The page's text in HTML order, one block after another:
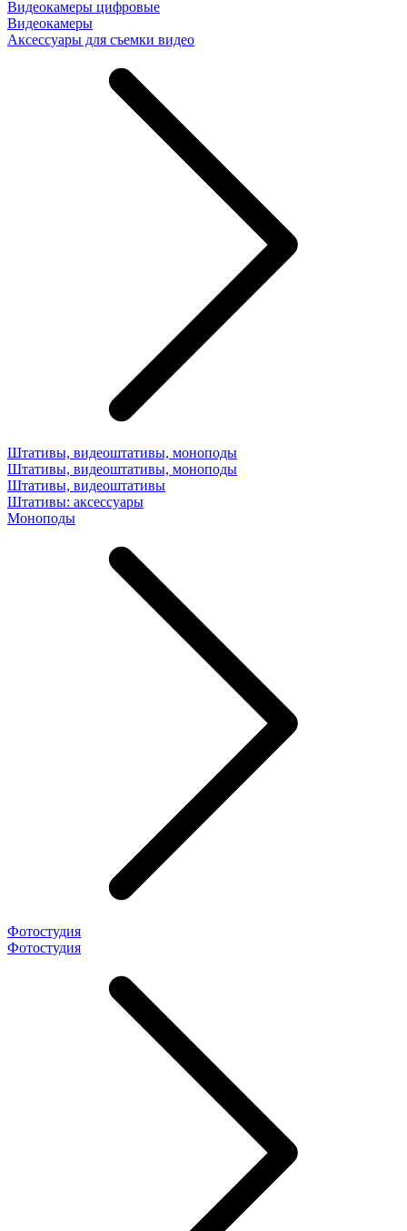
Видеокамеры цифровые
Видеокамеры
Аксессуары для съемки видео
Штативы, видеоштативы, моноподы
Штативы, видеоштативы, моноподы
Штативы, видеоштативы
Штативы: аксессуары
Моноподы
Фотостудия
Фотостудия